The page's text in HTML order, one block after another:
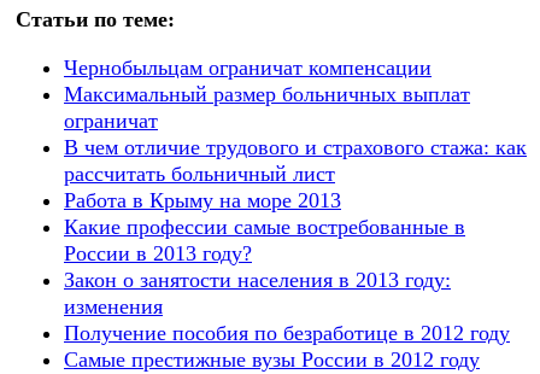
Статьи по теме:
Чернобыльцам ограничат компенсации
Максимальный размер больничных выплат
ограничат
В чем отличие трудового и страхового стажа: как
рассчитать больничный лист
Работа в Крыму на море 2013
Какие профессии самые востребованные в
России в 2013 году?
Закон о занятости населения в 2013 году:
изменения
Получение пособия по безработице в 2012 году
Самые престижные вузы России в 2012 году